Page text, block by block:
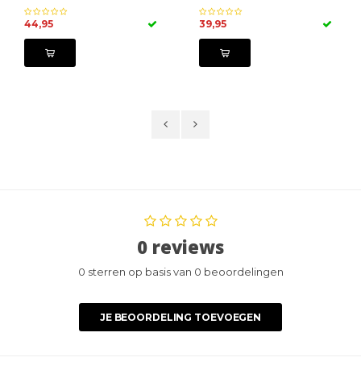
44,95 39,95
0 reviews
0 sterren op basis van 0 beoordelingen
JE BEOORDELING TOEVOEGEN